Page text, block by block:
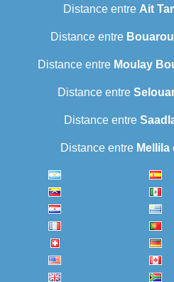
Distance entre Ait
Distance entre
Distance entre Moulay
Distance entre
Distance entre
Distance entre Mellila